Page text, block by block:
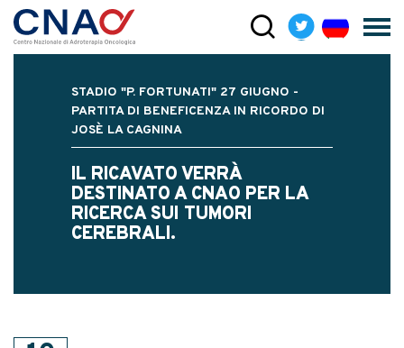
STADIO "P. FORTUNATI" 27 GIUGNO -
PARTITA DI BENEFICENZA IN RICORDO DI
JOSÈ LA CAGNINA
IL RICAVATO VERRÀ
DESTINATO A CNAO PER LA
RICERCA SUI TUMORI
CEREBRALI.